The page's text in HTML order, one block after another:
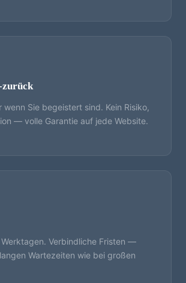
zurück
wenn Sie begeistert sind. Kein Risiko,
— volle Garantie auf jede Website.
Werktagen. Verbindliche Fristen —
Wartezeiten wie bei großen